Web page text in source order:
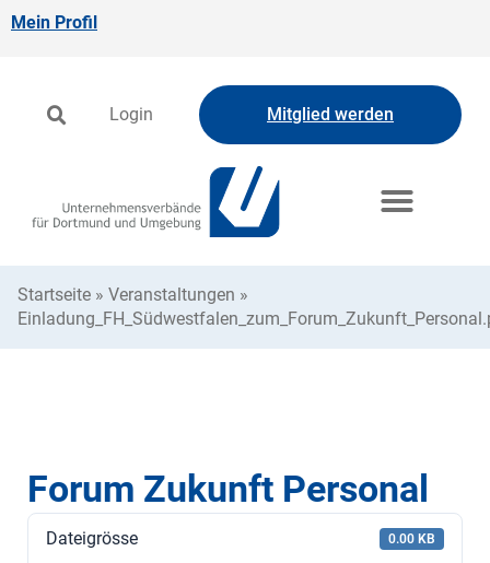
Mein Profil
Login Mitglied werden
Startseite » Veranstaltungen »
Forum Zukunft Personal
Dateigrösse 0.00 KB